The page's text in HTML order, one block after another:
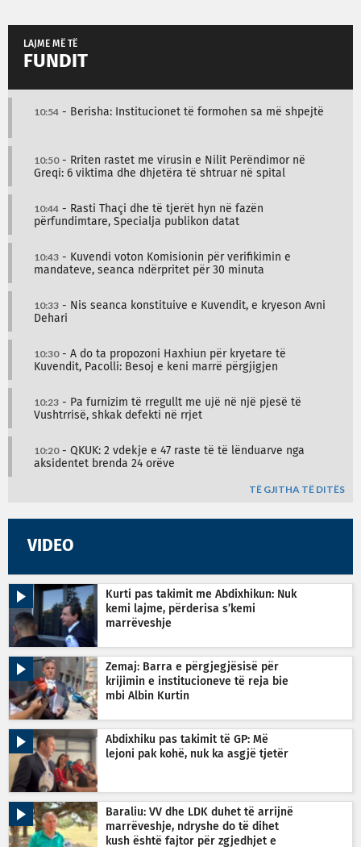
LAJME MË TË
FUNDIT
10:54 - Berisha: Institucionet të formohen sa më shpejtë
10:50- Rriten rastet me virusin e Nilit Perëndimor në
Greqi: 6 viktima dhe dhjetëra të shtruar në spital
10:44 - Rasti Thaçi dhe të tjerët hyn në fazën
përfundimtare, Specialja publikon datat
10:43 - Kuvendi voton Komisionin për verifikimin e
mandateve, seanca ndërpritet për 30 minuta
10:33 - Nis seanca konstituive e Kuvendit, e kryeson Avni
Dehari
10:30- A do ta propozoni Haxhiun për kryetare të
Kuvendit, Pacolli: Besoj e keni marrë përgjigjen
10:23 - Pa furnizim të rregullt me ujë në një pjesë të
Vushtrrisë, shkak defekti në rrjet
10:20- QKUK: 2 vdekje e 47 raste të të lënduarve nga
aksidentet brenda 24 orëve
TË GJITHA TË DITËS
VIDEO
Kurti pas takimit me Abdixhikun: Nuk
kemi lajme, përderisa s’kemi
marrëveshje
Zemaj: Barra e përgjegjësisë për
krijimin e institucioneve të reja bie
mbi Albin Kurtin
Abdixhiku pas takimit të GP: Më
lejoni pak kohë, nuk ka asgjë tjetër
Baraliu: VV dhe LDK duhet të arrijnë
marrëveshje, ndryshe do të dihet
kush është fajtor për zgjedhjet e